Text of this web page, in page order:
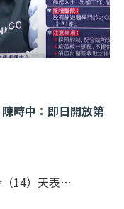
時中：即日開放第
（14）天表…